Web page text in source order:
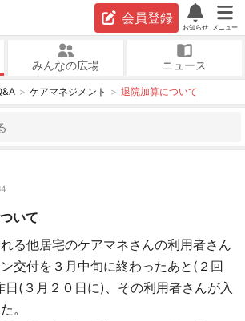
会員登録
お知らせ メニュー
みんなの広場 ニュース
ケアマネジメント 退院加算について
いて
る他居宅のケアマネさんの利用者さん
交付を３月中旬に終わったあと(２回
(３月２０日に)、その利用者さんが入
。